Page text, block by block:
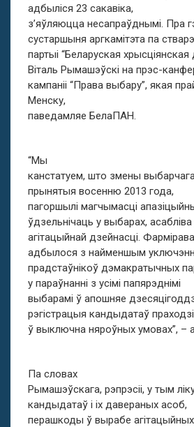
адбыліся 23 сакавіка,
з’яўляюцца несапраўднымі. Пра
сустаршыня аргкамітэта па
партыі “Беларуская
Віталь Рымашэўскі на прэс-
кампаніі “Права выбару”, якая
Менску,
паведамляе БелаПАН.
“Мы
канстатуем, што змены
прынятыя восенню 2013 года,
пагоршылі магчымасці
ўдзельнічаць у выбарах,
агітацыйнай дзейнасці.
адбылося з найменшым
прадстаўнікоў дэмакратычных
у параўнанні з усімі папярэднімі
выбарамі ў апошняе
рэгістрацыя кандыдатаў
ў выключна няроўных умовах”, –
Па словах
Рымашэўскага, рэпрэсіі, у тым
кандыдатаў і іх давераных асоб,
перашкоды ў вырабе